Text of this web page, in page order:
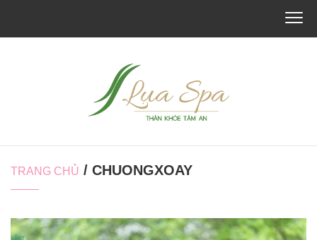
TRANG CHỦ / CHUONGXOAY